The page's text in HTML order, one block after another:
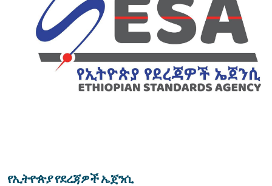
የኢትዮጵያ የደረጃዎች ኤጀንሲ